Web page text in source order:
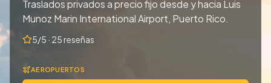
Traslados privados a precio fijo desde y hacia Luis
Munoz Marin International Airport, Puerto Rico.
5/5 · 25 reseñas
AEROPUERTOS